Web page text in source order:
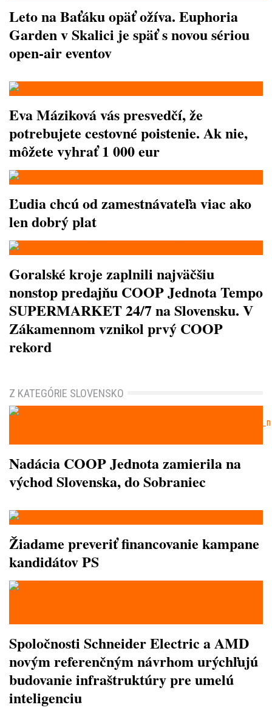
Leto na Baťáku opäť ožíva. Euphoria
Garden v Skalici je späť s novou sériou
open-air eventov
Eva Máziková vás presvedčí, že
potrebujete cestovné poistenie. Ak nie,
môžete vyhrať 1 000 eur
Ľudia chcú od zamestnávateľa viac ako
len dobrý plat
Goralské kroje zaplnili najväčšiu
nonstop predajňu COOP Jednota Tempo
SUPERMARKET 24/7 na Slovensku. V
Zákamennom vznikol prvý COOP
rekord
Z KATEGÓRIE SLOVENSKO
Nadácia COOP Jednota zamierila na
východ Slovenska, do Sobraniec
Žiadame preveriť financovanie kampane
kandidátov PS
Spoločnosti Schneider Electric a AMD
novým referenčným návrhom urýchľujú
budovanie infraštruktúry pre umelú
inteligenciu